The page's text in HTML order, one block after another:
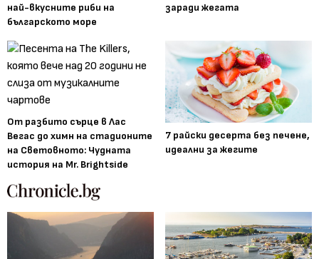
най-вкусните риби на
българското море
заради жегата
От разбито сърце в Лас
Вегас до химн на стадионите
на Световното: Чудната
история на Mr. Brightside
7 райски десерта без печене,
идеални за жегите